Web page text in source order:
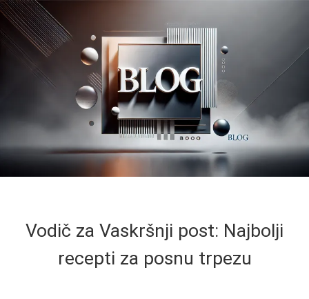
Vodič za Vaskršnji post: Najbolji
recepti za posnu trpezu